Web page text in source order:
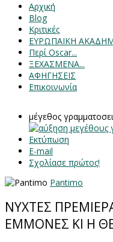
Αρχική
Blog
Κριτικές
ΕΥΡΩΠΑΙΚΗ
Περί Oscar...
ΞΕΧΑΣΜΕΝΑ...
ΑΦΗΓΗΣΕΙΣ
Επικοινωνία
μέγεθος
Εκτύπωση
E-mail
Σχολίασε πρώτος!
Pantimo
ΝΥΧΤΕΣ
ΕΜΜΟΝΕΣ ΚΙ Η